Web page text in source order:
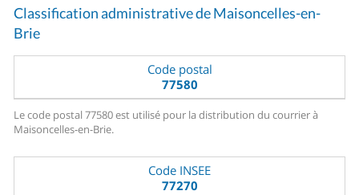
Classification administrative de Maisoncelles-en-
Brie
Code postal
77580
Le code postal 77580 est utilisé pour la distribution du courrier à
Maisoncelles-en-Brie.
Code INSEE
77270